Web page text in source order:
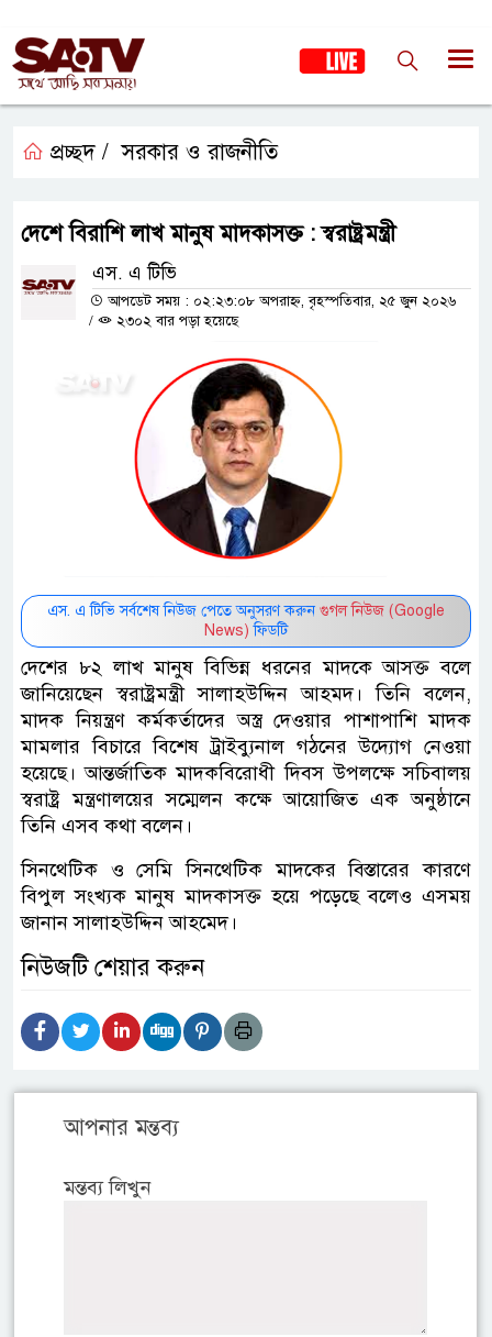
প্রচ্ছদ / সরকার ও রাজনীতি
দেশে বিরাশি লাখ মানুষ মাদকাসক্ত : স্বরাষ্ট্রমন্ত্রী
এস. এ টিভি
আপডেট সময় : ০২:২৩:০৮ অপরাহ্ন, বৃহস্পতিবার, ২৫ জুন ২০২৬
/
২৩০২ বার পড়া হয়েছে
এস. এ টিভি সর্বশেষ নিউজ পেতে অনুসরণ করুন গুগল নিউজ (Google
News) ফিডটি
দেশের ৮২ লাখ মানুষ বিভিন্ন ধরনের মাদকে আসক্ত বলে
জানিয়েছেন স্বরাষ্ট্রমন্ত্রী সালাহউদ্দিন আহমদ। তিনি বলেন,
মাদক নিয়ন্ত্রণ কর্মকর্তাদের অস্ত্র দেওয়ার পাশাপাশি মাদক
মামলার বিচারে বিশেষ ট্রাইব্যুনাল গঠনের উদ্যোগ নেওয়া
হয়েছে। আন্তর্জাতিক মাদকবিরোধী দিবস উপলক্ষে সচিবালয়
স্বরাষ্ট্র মন্ত্রণালয়ের সম্মেলন কক্ষে আয়োজিত এক অনুষ্ঠানে
তিনি এসব কথা বলেন।
সিনথেটিক ও সেমি সিনথেটিক মাদকের বিস্তারের কারণে
বিপুল সংখ্যক মানুষ মাদকাসক্ত হয়ে পড়েছে বলেও এসময়
জানান সালাহউদ্দিন আহমেদ।
নিউজটি শেয়ার করুন
আপনার মন্তব্য
মন্তব্য লিখুন